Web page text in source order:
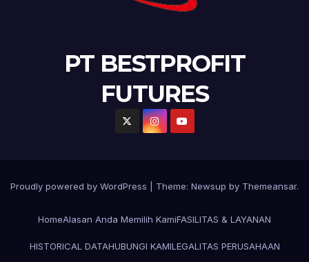
PT BESTPROFIT
FUTURES
Proudly powered by WordPress Theme: Newsup by Themeansar.
HomeAlasan Anda Memilih KamiFASILITAS & LAYANAN
HISTORICAL DATAHUBUNGI KAMILEGALITAS PERUSAHAAN